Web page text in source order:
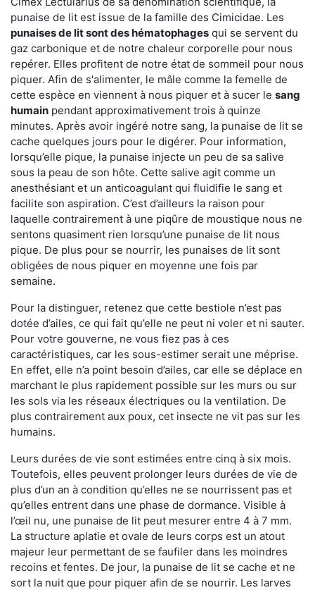
punaise de lit est issue de la famille des Cimicidae. Les
punaises de lit sont des hématophages qui se servent du
gaz carbonique et de notre chaleur corporelle pour nous
repérer. Elles profitent de notre état de sommeil pour nous
piquer. Afin de s'alimenter, le mâle comme la femelle de
cette espèce en viennent à nous piquer et à sucer le sang
humain pendant approximativement trois à quinze
minutes. Après avoir ingéré notre sang, la punaise de lit se
cache quelques jours pour le digérer. Pour information,
lorsqu’elle pique, la punaise injecte un peu de sa salive
sous la peau de son hôte. Cette salive agit comme un
anesthésiant et un anticoagulant qui fluidifie le sang et
facilite son aspiration. C’est d’ailleurs la raison pour
laquelle contrairement à une piqûre de moustique nous ne
sentons quasiment rien lorsqu’une punaise de lit nous
pique. De plus pour se nourrir, les punaises de lit sont
obligées de nous piquer en moyenne une fois par
semaine.
Pour la distinguer, retenez que cette bestiole n’est pas
dotée d’ailes, ce qui fait qu’elle ne peut ni voler et ni sauter.
Pour votre gouverne, ne vous fiez pas à ces
caractéristiques, car les sous-estimer serait une méprise.
En effet, elle n’a point besoin d’ailes, car elle se déplace en
marchant le plus rapidement possible sur les murs ou sur
les sols via les réseaux électriques ou la ventilation. De
plus contrairement aux poux, cet insecte ne vit pas sur les
humains.
Leurs durées de vie sont estimées entre cinq à six mois.
Toutefois, elles peuvent prolonger leurs durées de vie de
plus d’un an à condition qu’elles ne se nourrissent pas et
qu’elles entrent dans une phase de dormance. Visible à
l’œil nu, une punaise de lit peut mesurer entre 4 à 7 mm.
La structure aplatie et ovale de leurs corps est un atout
majeur leur permettant de se faufiler dans les moindres
recoins et fentes. De jour, la punaise de lit se cache et ne
sort la nuit que pour piquer afin de se nourrir. Les larves